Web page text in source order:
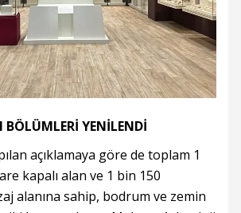
YENİLENDİ
açıklamaya göre de toplam 1
kapalı alan ve 1 bin 150
alanına sahip, bodrum ve zemin